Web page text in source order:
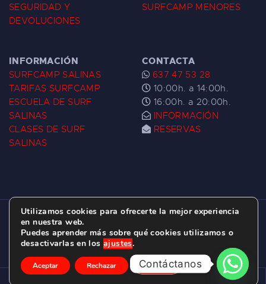
SEGURIDAD Y
DEVOLUCIONES
SURFCAMP MENORES
INFORMACIÓN
SURFCAMP SALINAS
TARIFAS SURFCAMP
ESCUELA DE SURF
SALINAS
CLASES DE SURF
SALINAS
CONTACTA
637 47 53 28
10:00h. a 14:00h.
16:00h. a 20:00h.
INFORMACIÓN
RESERVAS
ESCUELA DE SURF LAS DUNAS ©
2026.
C/ BERNARDO ÁLVAREZ GALAN 1, SALINAS
(ASTURIAS)
Utilizamos cookies para ofrecerte la mejor experiencia
en nuestra web.
Puedes aprender más sobre qué cookies utilizamos o
desactivarlas en los ajustes.
Aceptar Rechazar Ajustes
Contáctanos